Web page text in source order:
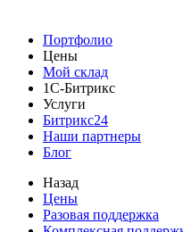
Портфолио
Цены
Мой склад
1С-Битрикс
Услуги
Битрикс24
Наши партнеры
Блог
Назад
Цены
Разовая поддержка